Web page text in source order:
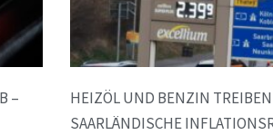
–
HEIZÖL UND BENZIN TREIBEN
SAARLÄNDISCHE